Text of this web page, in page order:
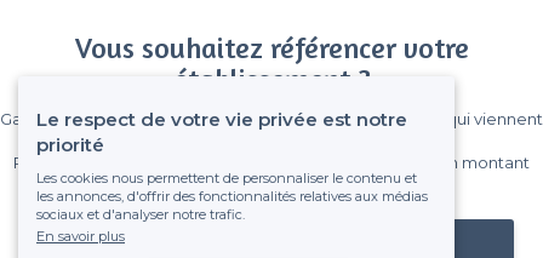
Vous souhaitez référencer votre
établissement ?
Gagnez de nombreux clients parmi le million de visiteurs qui viennent
Pas de commissions et sans engagement, vous payez un montant
fixe sans risque de voir déraper la facture.
Référencer mon établissement
Le respect de votre vie privée est notre
priorité
Les cookies nous permettent de personnaliser le contenu et
les annonces, d'offrir des fonctionnalités relatives aux médias
sociaux et d'analyser notre trafic.
En savoir plus